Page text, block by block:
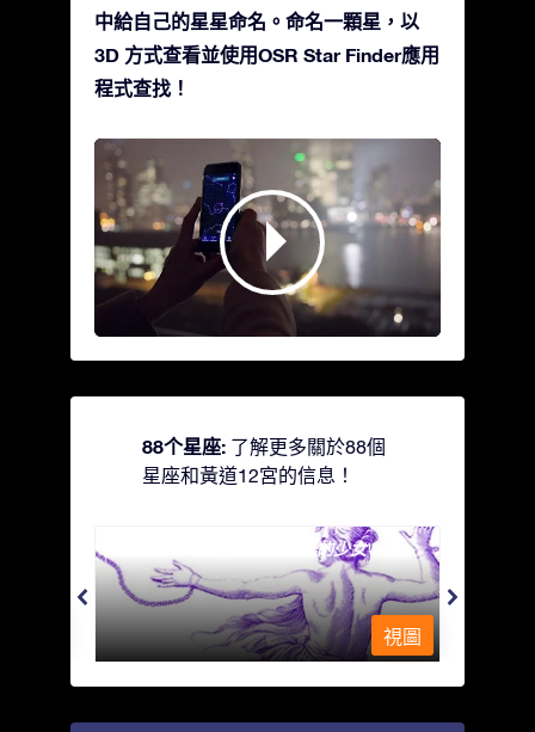
中給自己的星星命名。命名一顆星，以
3D 方式查看並使用OSR Star Finder應用
程式查找！
88个星座: 了解更多關於88個
星座和黃道12宮的信息！
Andromeda - 被鐵鍊鎖著的少女
視圖